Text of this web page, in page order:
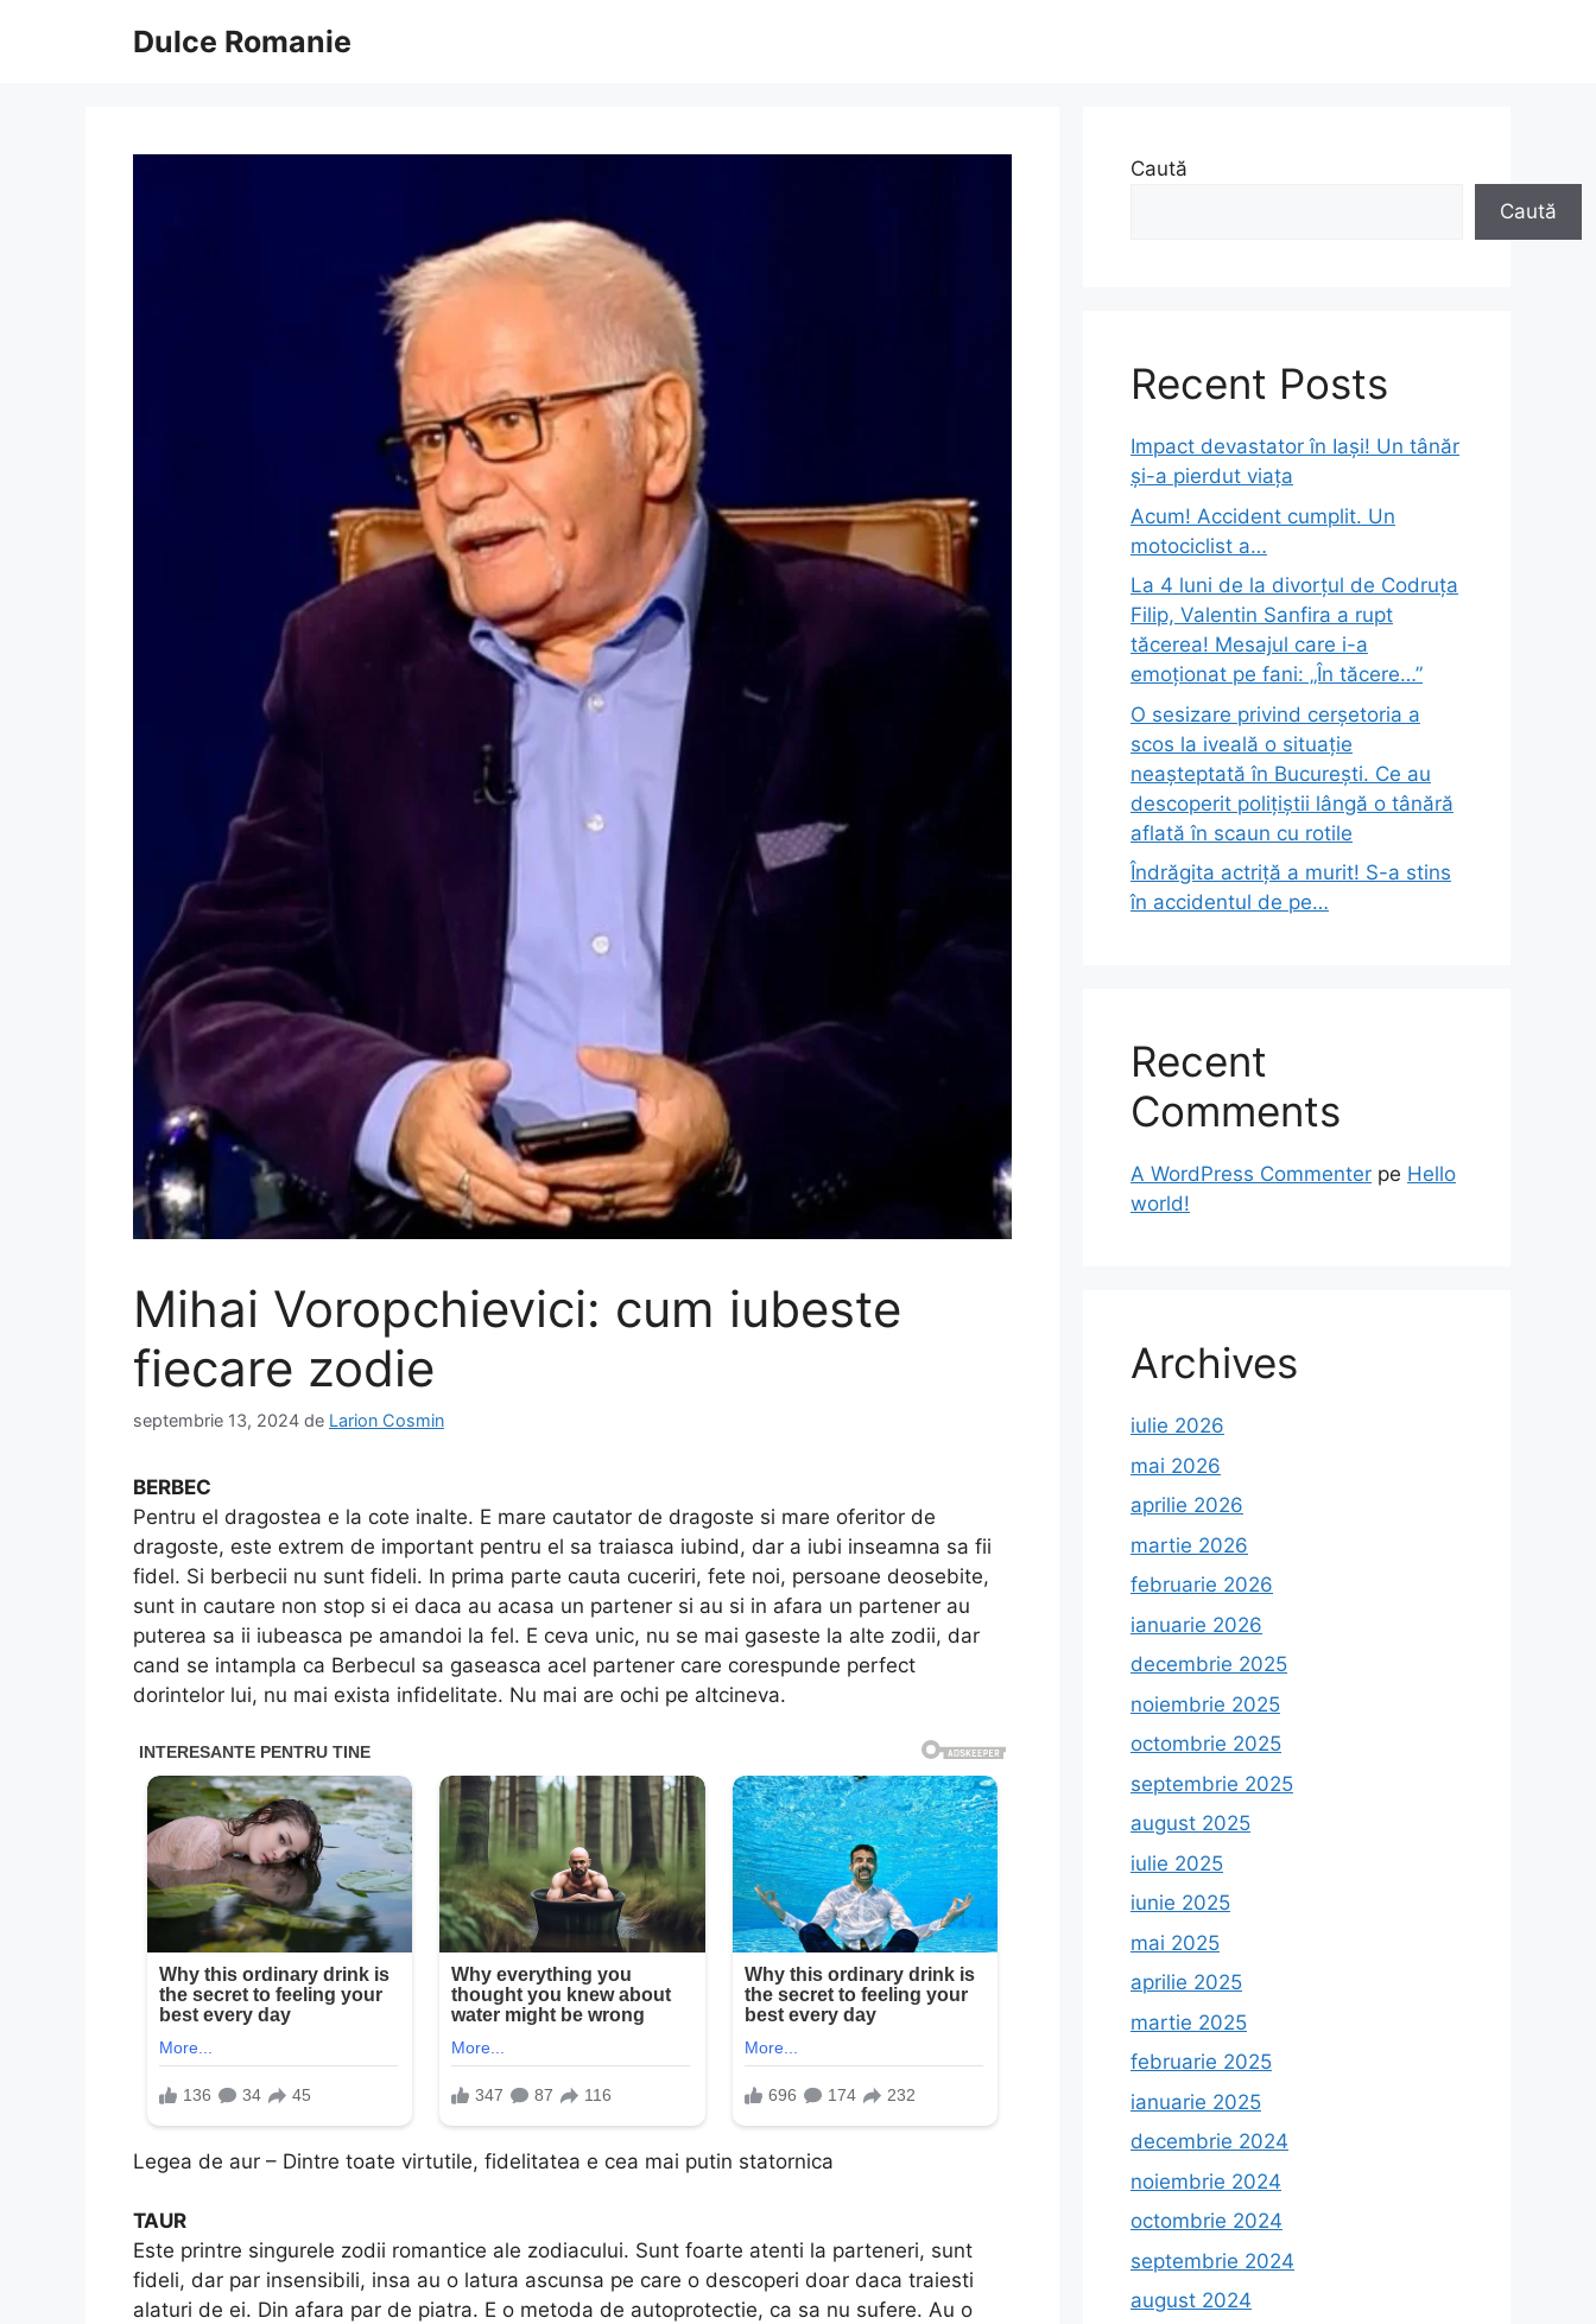
Dulce Romanie
Mihai Voropchievici: cum iubeste
fiecare zodie
septembrie 13, 2024 de Larion Cosmin
BERBEC
Pentru el dragostea e la cote inalte. E mare cautator de dragoste si mare oferitor de
dragoste, este extrem de important pentru el sa traiasca iubind, dar a iubi inseamna sa fii
fidel. Si berbecii nu sunt fideli. In prima parte cauta cuceriri, fete noi, persoane deosebite,
sunt in cautare non stop si ei daca au acasa un partener si au si in afara un partener au
puterea sa ii iubeasca pe amandoi la fel. E ceva unic, nu se mai gaseste la alte zodii, dar
cand se intampla ca Berbecul sa gaseasca acel partener care corespunde perfect
dorintelor lui, nu mai exista infidelitate. Nu mai are ochi pe altcineva.
Legea de aur – Dintre toate virtutile, fidelitatea e cea mai putin statornica
TAUR
Este printre singurele zodii romantice ale zodiacului. Sunt foarte atenti la parteneri, sunt
fideli, dar par insensibili, insa au o latura ascunsa pe care o descoperi doar daca traiesti
alaturi de ei. Din afara par de piatra. E o metoda de autoprotectie, ca sa nu sufere. Au o
Caută
Caută
Recent Posts
Impact devastator în Iași! Un tânăr
și-a pierdut viața
Acum! Accident cumplit. Un
motociclist a…
La 4 luni de la divorțul de Codruța
Filip, Valentin Sanfira a rupt
tăcerea! Mesajul care i-a
emoționat pe fani: „În tăcere…”
O sesizare privind cerșetoria a
scos la iveală o situație
neașteptată în București. Ce au
descoperit polițiștii lângă o tânără
aflată în scaun cu rotile
Îndrăgita actriță a murit! S-a stins
în accidentul de pe…
Recent
Comments
A WordPress Commenter pe Hello
world!
Archives
iulie 2026
mai 2026
aprilie 2026
martie 2026
februarie 2026
ianuarie 2026
decembrie 2025
noiembrie 2025
octombrie 2025
septembrie 2025
august 2025
iulie 2025
iunie 2025
mai 2025
aprilie 2025
martie 2025
februarie 2025
ianuarie 2025
decembrie 2024
noiembrie 2024
octombrie 2024
septembrie 2024
august 2024